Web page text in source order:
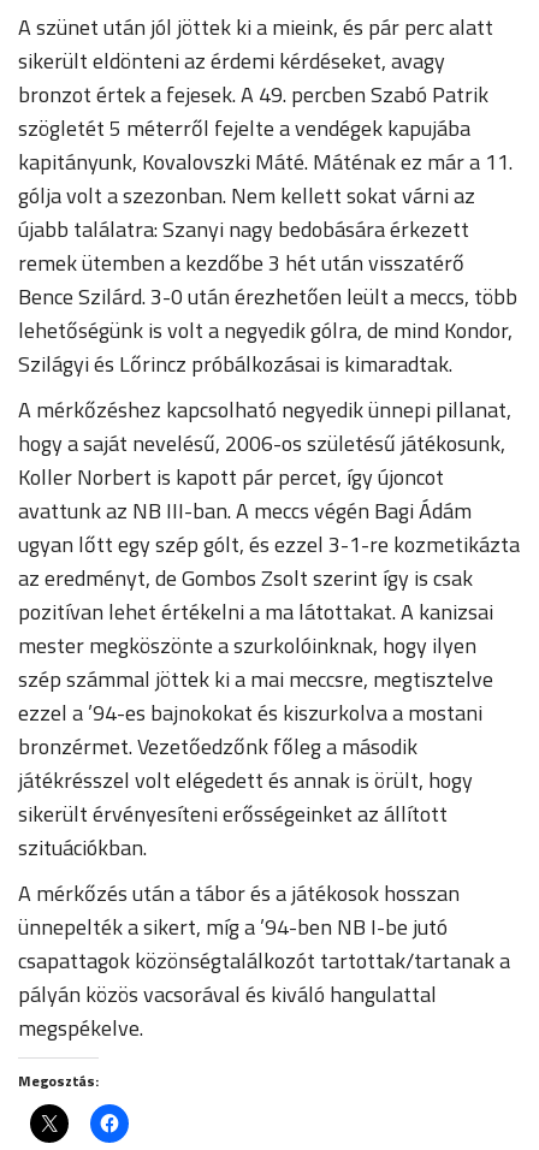
A szünet után jól jöttek ki a mieink, és pár perc alatt
sikerült eldönteni az érdemi kérdéseket, avagy
bronzot értek a fejesek. A 49. percben Szabó Patrik
szögletét 5 méterről fejelte a vendégek kapujába
kapitányunk, Kovalovszki Máté. Máténak ez már a 11.
gólja volt a szezonban. Nem kellett sokat várni az
újabb találatra: Szanyi nagy bedobására érkezett
remek ütemben a kezdőbe 3 hét után visszatérő
Bence Szilárd. 3-0 után érezhetően leült a meccs, több
lehetőségünk is volt a negyedik gólra, de mind Kondor,
Szilágyi és Lőrincz próbálkozásai is kimaradtak.
A mérkőzéshez kapcsolható negyedik ünnepi pillanat,
hogy a saját nevelésű, 2006-os születésű játékosunk,
Koller Norbert is kapott pár percet, így újoncot
avattunk az NB III-ban. A meccs végén Bagi Ádám
ugyan lőtt egy szép gólt, és ezzel 3-1-re kozmetikázta
az eredményt, de Gombos Zsolt szerint így is csak
pozitívan lehet értékelni a ma látottakat. A kanizsai
mester megköszönte a szurkolóinknak, hogy ilyen
szép számmal jöttek ki a mai meccsre, megtisztelve
ezzel a ’94-es bajnokokat és kiszurkolva a mostani
bronzérmet. Vezetőedzőnk főleg a második
játékrésszel volt elégedett és annak is örült, hogy
sikerült érvényesíteni erősségeinket az állított
szituációkban.
A mérkőzés után a tábor és a játékosok hosszan
ünnepelték a sikert, míg a ’94-ben NB I-be jutó
csapattagok közönségtalálkozót tartottak/tartanak a
pályán közös vacsorával és kiváló hangulattal
megspékelve.
Megosztás: